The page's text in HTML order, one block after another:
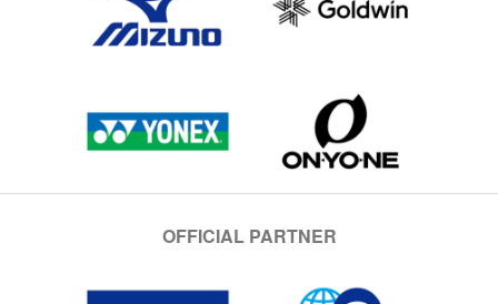
OFFICIAL PARTNER